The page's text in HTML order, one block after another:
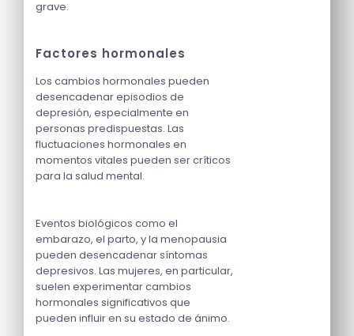
grave.
Factores hormonales
Los cambios hormonales pueden
desencadenar episodios de
depresión, especialmente en
personas predispuestas. Las
fluctuaciones hormonales en
momentos vitales pueden ser críticos
para la salud mental.
Eventos biológicos como el
embarazo, el parto, y la menopausia
pueden desencadenar síntomas
depresivos. Las mujeres, en particular,
suelen experimentar cambios
hormonales significativos que
pueden influir en su estado de ánimo.